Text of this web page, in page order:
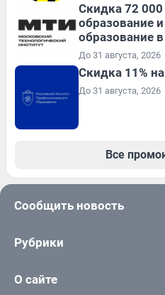
Скидка 72
образование
образование
До 31 августа, 2026
Скидка 11%
До 31 августа, 2026
Все
Сообщить новость
Рубрики
О сайте